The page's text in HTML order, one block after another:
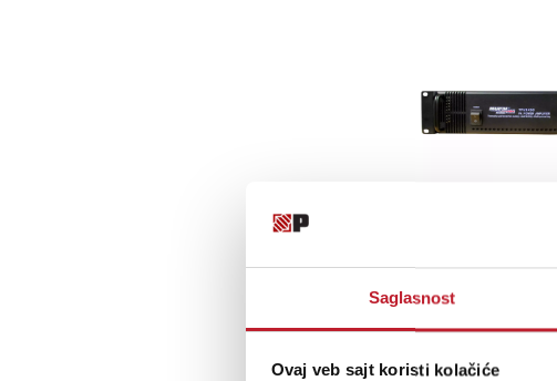
Saglasnost
Ovaj veb sajt koristi kolačiće